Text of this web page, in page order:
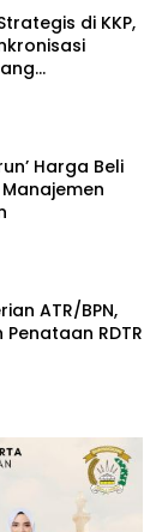
di KKP,
Weda
Harga Beli
Manajemen
ATR/BPN,
RDTR